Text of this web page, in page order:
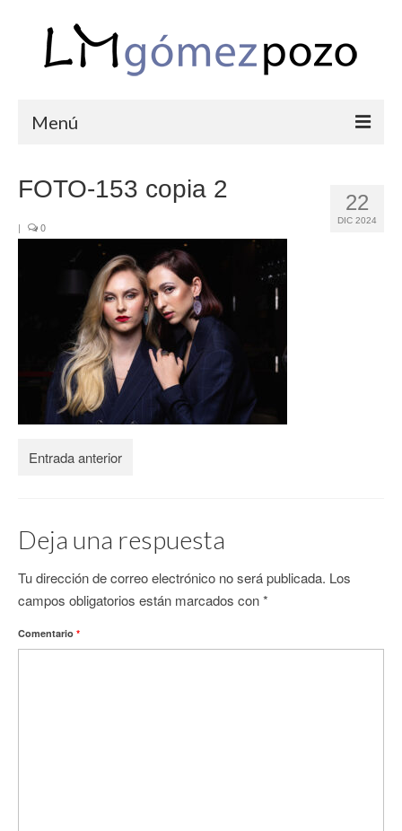
Menú
COMUNIONES
CORPORATIVAS
SEMANA SANTA
BLOG
SOBRE LM
CONTACTO
22
DIC 2024
FOTO-153 copia 2
| 0
Entrada anterior
Deja una respuesta
Tu dirección de correo electrónico no será publicada. Los
campos obligatorios están marcados con*
Comentario *